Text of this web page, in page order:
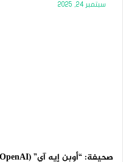
سبتمبر 24, 2025